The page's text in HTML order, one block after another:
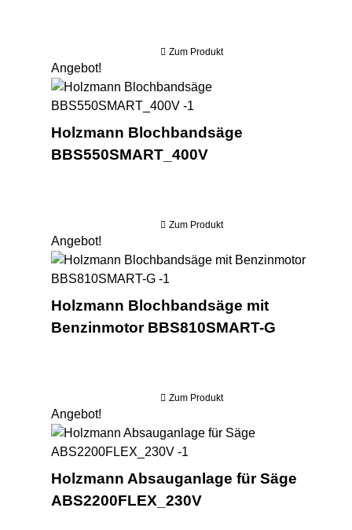
Zum Produkt
Angebot!
Holzmann Blochbandsäge
BBS550SMART_400V
Zum Produkt
Angebot!
Holzmann Blochbandsäge mit
Benzinmotor BBS810SMART-G
Zum Produkt
Angebot!
Holzmann Absauganlage für Säge
ABS2200FLEX_230V